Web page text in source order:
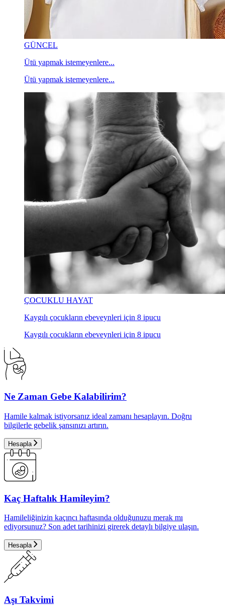
GÜNCEL
Ütü yapmak istemeyenlere...
Ütü yapmak istemeyenlere...
ÇOCUKLU HAYAT
Kaygılı çocukların ebeveynleri için 8 ipucu
Kaygılı çocukların ebeveynleri için 8 ipucu
Ne Zaman Gebe Kalabilirim?
Hamile kalmak istiyorsanız ideal zamanı hesaplayın. Doğru
bilgilerle gebelik şansınızı artırın.
Hesapla
Kaç Haftalık Hamileyim?
Hamileliğinizin kaçıncı haftasında olduğunuzu merak mı
ediyorsunuz? Son adet tarihinizi girerek detaylı bilgiye ulaşın.
Hesapla
Aşı Takvimi